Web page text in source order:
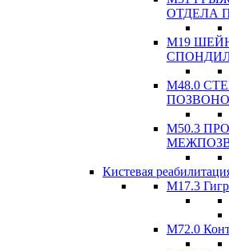
ОТДЕЛА
М19
М48.0
М50.3
Кистевая
M17.3
М72.0